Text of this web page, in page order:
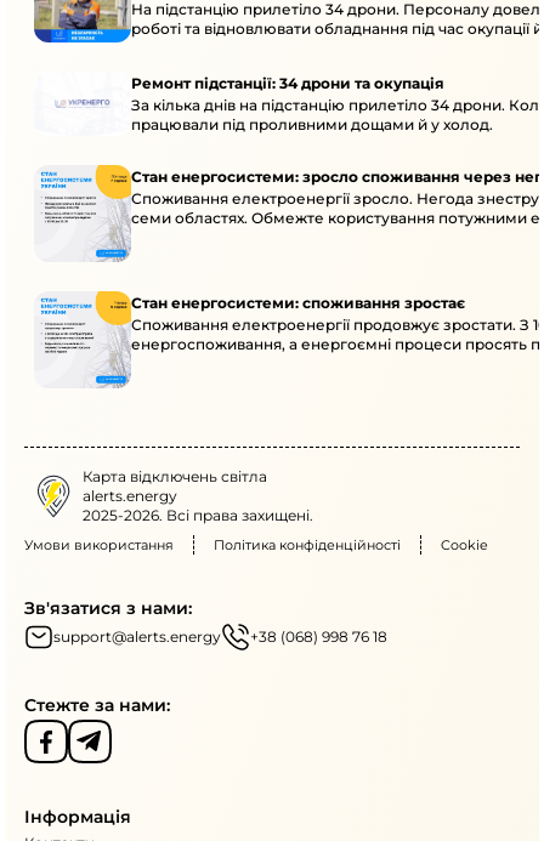
На підстанцію прилетіло 34 дрони. Персоналу
роботі та відновлювати обладнання під час окупації
Ремонт підстанції: 34 дрони та окупація
За кілька днів на підстанцію прилетіло 34 дрони.
працювали під проливними дощами й у холод.
Стан енергосистеми: зросло споживання через
Споживання електроенергії зросло. Негода
семи областях. Обмежте користування потужними
Стан енергосистеми: споживання зростає
Споживання електроенергії продовжує зростати. З
енергоспоживання, а енергоємні процеси просять
Карта відключень світла
alerts.energy
2025-2026. Всі права захищені.
Умови використання Політика конфіденційності Cookie
Зв'язатися з нами:
support@alerts.energy +38 (068) 998 76 18
Стежте за нами:
Інформація